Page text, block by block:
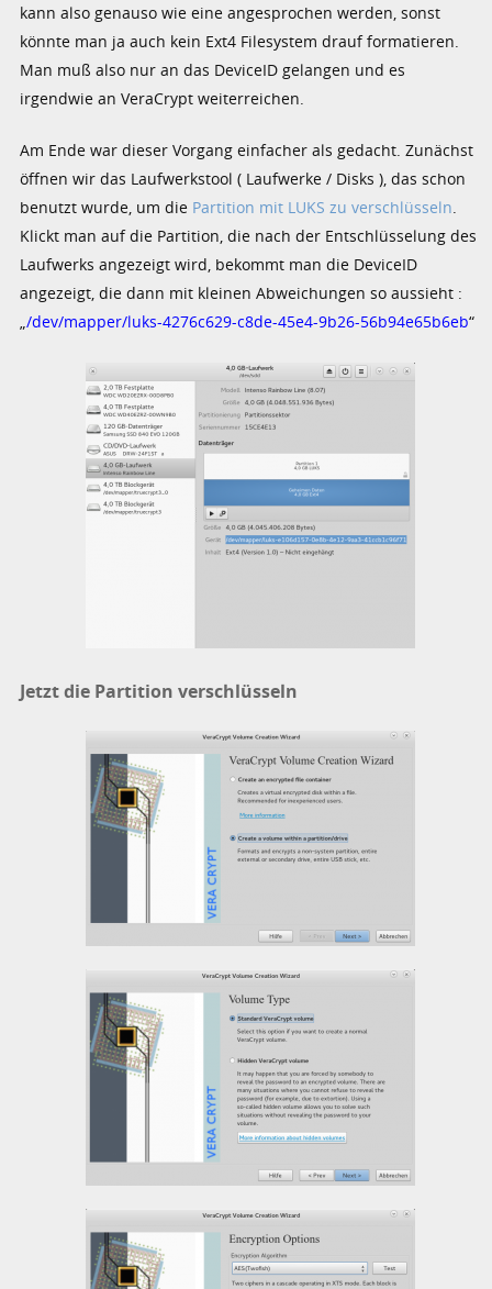
kann also genauso wie eine angesprochen werden, sonst
könnte man ja auch kein Ext4 Filesystem drauf formatieren.
Man muß also nur an das DeviceID gelangen und es
irgendwie an VeraCrypt weiterreichen.
Am Ende war dieser Vorgang einfacher als gedacht. Zunächst
öffnen wir das Laufwerkstool ( Laufwerke / Disks ), das schon
benutzt wurde, um die Partition mit LUKS zu verschlüsseln
Klickt man auf die Partition, die nach der Entschlüsselung des
Laufwerks angezeigt wird, bekommt man die DeviceID
angezeigt, die dann mit kleinen Abweichungen so aussieht :
„/dev/mapper/luks-4276c629-c8de-45e4-9b26-56b94e65b6eb“
Jetzt die Partition verschlüsseln